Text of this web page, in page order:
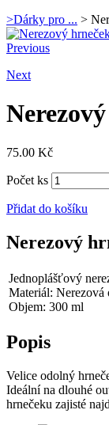
>Dárky pro ... >
Previous
Next
75.00 Kč
Počet ks
Přidat do košíku
Nerezový
Jednoplášťový
Materiál: Nerezová
Objem: 300 ml
Popis
Velice odolný
Ideální na dlouhé
hrnečeku zajisté